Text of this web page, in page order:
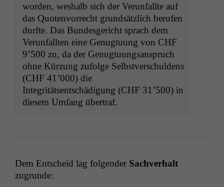
worden, weshalb sich der Verunfallte auf
das Quotenvorrecht grundsätzlich berufen
durfte. Das Bundesgericht sprach dem
Verunfallten eine Genugtuung von CHF
9’500 zu, da der Genugtuungsanspruch
ohne Kürzung zufolge Selbstverschuldens
(CHF 41’000) die
Integritätsentschädigung (CHF 31’500) in
diesem Umfang übertraf.
Dem Entscheid lag fol­gen­der Sachver­halt
zugrunde: